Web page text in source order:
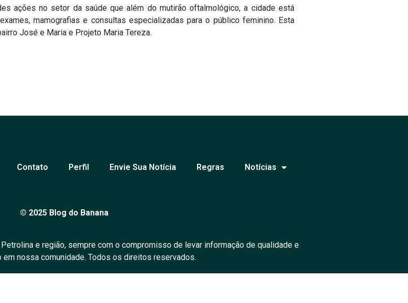
ações no setor da saúde que além do mutirão oftalmológico, a cidade está
mamografias e consultas especializadas para o público feminino. Esta
José e Maria e Projeto Maria Tereza.
Contato Perfil Envie Sua Notícia Regras Notícias
© 2025 Blog do Banana
e região, sempre com o compromisso de levar informação de qualidade e
em nossa comunidade. Todos os direitos reservados.